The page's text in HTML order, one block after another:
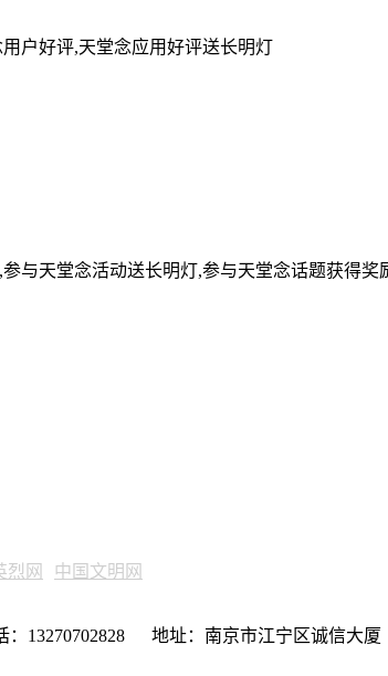
户好评,天堂念应用好评送长明灯
与天堂念活动送长明灯,参与天堂念话题获得奖
烈网
中国文明网
：13270702828 地址：南京市江宁区诚信大厦